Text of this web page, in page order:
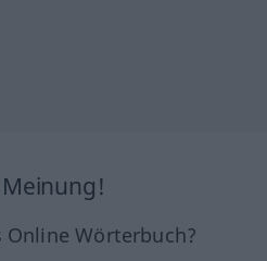
Meinung!
Wörterbuch?